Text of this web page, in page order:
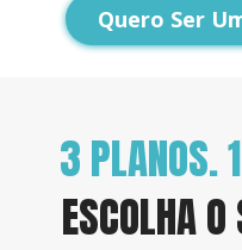
Quero Ser
3 PLANOS.
ESCOLHA